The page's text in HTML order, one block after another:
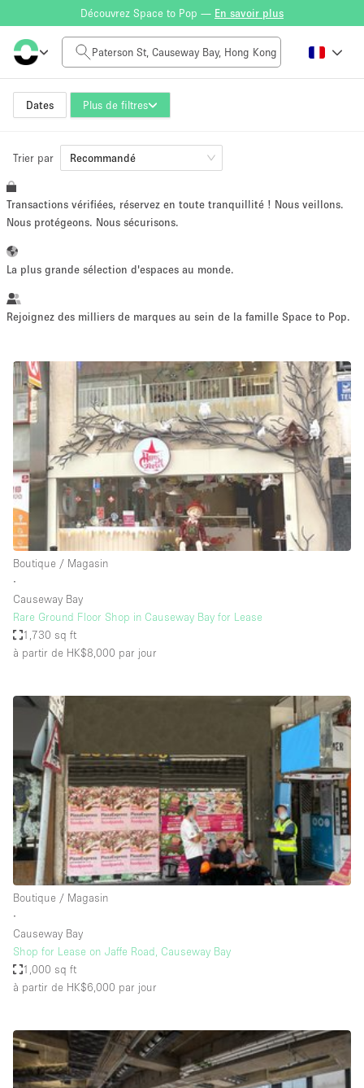
Découvrez Space to Pop — En savoir plus
Dates Plus de filtres
Tarif à la journée
HK$0
Taille de l'espace
~ 13 personnes
Vente au
détail
Showroom Événement Art Alimentation
Séance de
photo
Conférence Réunion Bureaux
Local
Commercial
Partagé
Type de l'espace
Atelier
Autre
Boutique / Magasin
Boutique en Partage
Bureaux
Camion / Fourgon
Commerce
Container
Entrepôt / Espace Stockage / Box
Espace Atypique / Unique
Espace Publicitaire
Espace Événementiel
Kiosque / Stand / Corner
Lobby / Accueil
Trier par Recommandé
Transactions vérifiées, réservez en toute tranquillité ! Nous veillons.
Nous protégeons. Nous sécurisons.
La plus grande sélection d'espaces au monde.
Rejoignez des milliers de marques au sein de la famille Space to Pop.
Boutique / Magasin
∙
Causeway Bay
Rare Ground Floor Shop in Causeway Bay for Lease
1,730 sq ft
à partir de HK$8,000 par jour
Boutique / Magasin
∙
Causeway Bay
Shop for Lease on Jaffe Road, Causeway Bay
1,000 sq ft
à partir de HK$6,000 par jour